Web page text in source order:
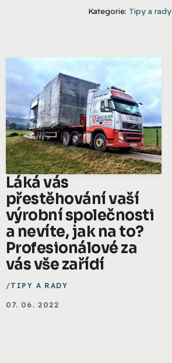
Kategorie: Tipy a rady
Láká vás
přestěhování vaší
výrobní společnosti
a nevíte, jak na to?
Profesionálové za
vás vše zařídí
TIPY A RADY
07. 06. 2022